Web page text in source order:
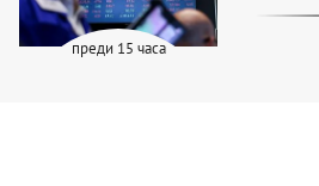
преди 15 часа